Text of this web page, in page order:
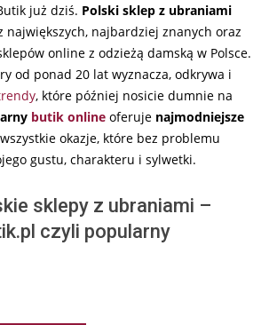
już dziś. Polski sklep z ubraniami
największych, najbardziej znanych oraz
online z odzieżą damską w Polsce.
od ponad 20 lat wyznacza, odkrywa i
, które później nosicie dumnie na
butik online oferuje najmodniejsze
okazje, które bez problemu
gustu, charakteru i sylwetki.
sklepy z ubraniami –
czyli popularny